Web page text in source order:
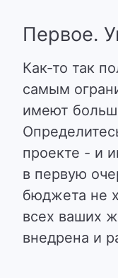
Первое.
Как-то так
самым
имеют
проекте - и
в первую
бюджета не
всех ваших
внедрена и